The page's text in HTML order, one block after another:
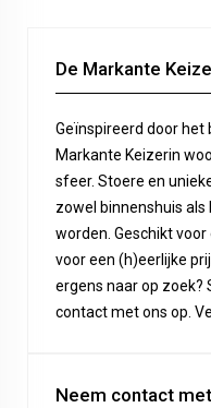
De Markante
Geïnspireerd door het
Markante Keizerin
sfeer. Stoere en
zowel binnenshuis
worden. Geschikt
voor een (h)eerlijke
ergens naar op zoek?
contact met ons op.
Neem contact